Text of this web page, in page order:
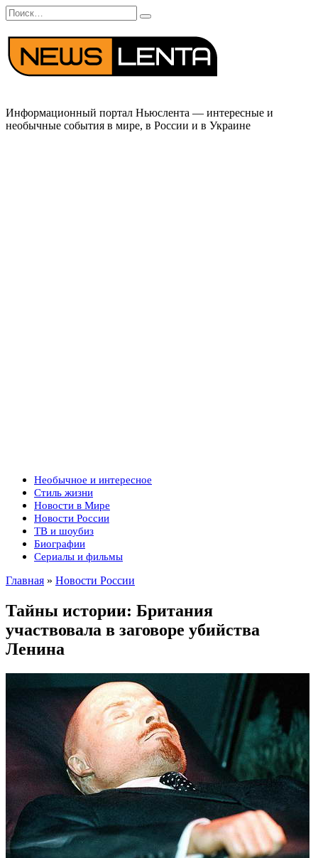
Перейти
к
содержанию
Search
for:
Информационный портал Ньюслента — интересные и
необычные события в мире, в России и в Украине
Необычное и интересное
Стиль жизни
Новости в Мире
Новости России
ТВ и шоубиз
Биографии
Сериалы и фильмы
Главная » Новости России
Тайны истории: Британия
участвовала в заговоре убийства
Ленина